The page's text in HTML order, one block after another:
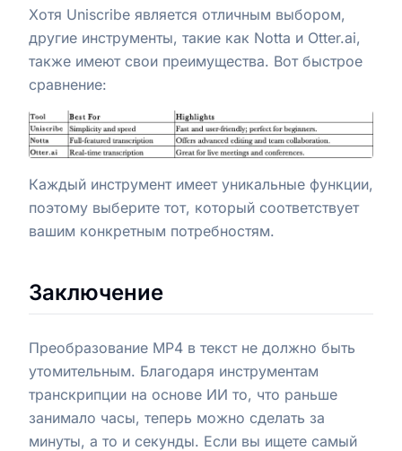
Хотя Uniscribe является отличным выбором,
другие инструменты, такие как Notta и Otter.ai,
также имеют свои преимущества. Вот быстрое
сравнение:
Каждый инструмент имеет уникальные функции,
поэтому выберите тот, который соответствует
вашим конкретным потребностям.
Заключение
Преобразование MP4 в текст не должно быть
утомительным. Благодаря инструментам
транскрипции на основе ИИ то, что раньше
занимало часы, теперь можно сделать за
минуты, а то и секунды. Если вы ищете самый